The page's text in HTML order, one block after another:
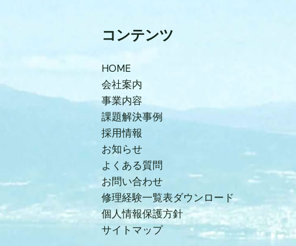
コンテンツ
HOME
会社案内
事業内容
課題解決事例
採用情報
お知らせ
よくある質問
お問い合わせ
修理経験一覧表ダウンロード
個人情報保護方針
サイトマップ